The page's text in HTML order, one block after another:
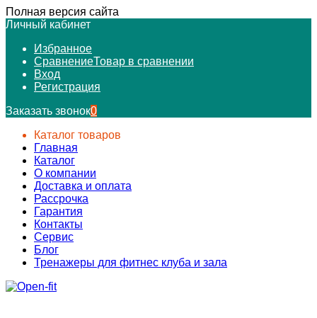
Полная версия сайта
Личный кабинет
Избранное
СравнениеТовар в сравнении
Вход
Регистрация
Заказать звонок0
Каталог товаров
Главная
Каталог
О компании
Доставка и оплата
Рассрочка
Гарантия
Контакты
Сервис
Блог
Тренажеры для фитнес клуба и зала